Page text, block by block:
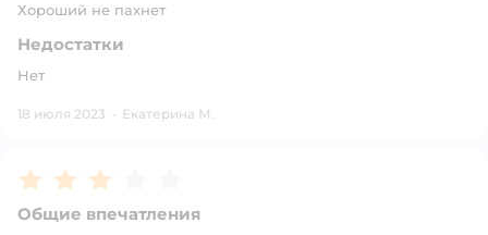
Хороший не пахнет
Недостатки
Нет
18 июля 2023 · Екатерина М.
Рейтинг:3
Общие впечатления